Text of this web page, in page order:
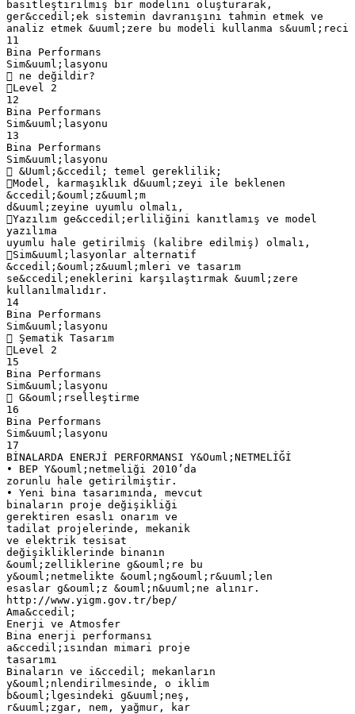
basitleştirilmiş bir modelini oluşturarak,
ger&ccedil;ek sistemin davranışını tahmin etmek ve
analiz etmek &uuml;zere bu modeli kullanma s&uuml;reci
11
Bina Performans
Sim&uuml;lasyonu
 ne değildir?
Level 2
12
Bina Performans
Sim&uuml;lasyonu
13
Bina Performans
Sim&uuml;lasyonu
 &Uuml;&ccedil; temel gereklilik;
Model, karmaşıklık d&uuml;zeyi ile beklenen
&ccedil;&ouml;z&uuml;m
d&uuml;zeyine uyumlu olmalı,
Yazılım ge&ccedil;erliliğini kanıtlamış ve model
yazılıma
uyumlu hale getirilmiş (kalibre edilmiş) olmalı,
Sim&uuml;lasyonlar alternatif
&ccedil;&ouml;z&uuml;mleri ve tasarım
se&ccedil;eneklerini karşılaştırmak &uuml;zere
kullanılmalıdır.
14
Bina Performans
Sim&uuml;lasyonu
 Şematik Tasarım
Level 2
15
Bina Performans
Sim&uuml;lasyonu
 G&ouml;rselleştirme
16
Bina Performans
Sim&uuml;lasyonu
17
BİNALARDA ENERJİ PERFORMANSI Y&Ouml;NETMELİĞİ
• BEP Y&ouml;netmeliği 2010’da
zorunlu hale getirilmiştir.
• Yeni bina tasarımında, mevcut
binaların proje değişikliği
gerektiren esaslı onarım ve
tadilat projelerinde, mekanik
ve elektrik tesisat
değişikliklerinde binanın
&ouml;zelliklerine g&ouml;re bu
y&ouml;netmelikte &ouml;ng&ouml;r&uuml;len
esaslar g&ouml;z &ouml;n&uuml;ne alınır.
http://www.yigm.gov.tr/bep/
Ama&ccedil;
Enerji ve Atmosfer
Bina enerji performansı
a&ccedil;ısından mimari proje
tasarımı
Binaların ve i&ccedil; mekanların
y&ouml;nlendirilmesinde, o iklim
b&ouml;lgesindeki g&uuml;neş,
r&uuml;zgar, nem, yağmur, kar